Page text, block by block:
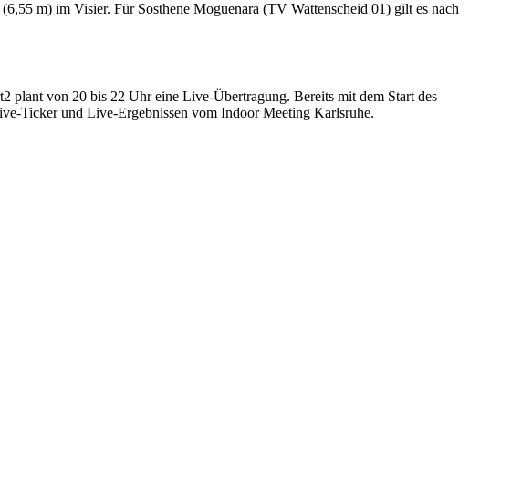
m) im Visier. Für Sosthene Moguenara (TV Wattenscheid 01) gilt es nach
von 20 bis 22 Uhr eine Live-Übertragung. Bereits mit dem Start des
Ticker und Live-Ergebnissen vom Indoor Meeting Karlsruhe.